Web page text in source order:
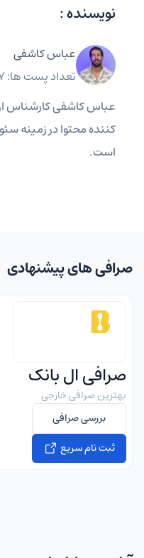
نویسنده :
عباس کاشفی
تعداد پست ها: 27
عباس کاشفی کارشناس
کننده محتوا در زمینه
است.
صرافی های پیشنهادی
صرافی ال بانک
بهترین صرافی خارجی
بررسی صرافی
ثبت نام سریع